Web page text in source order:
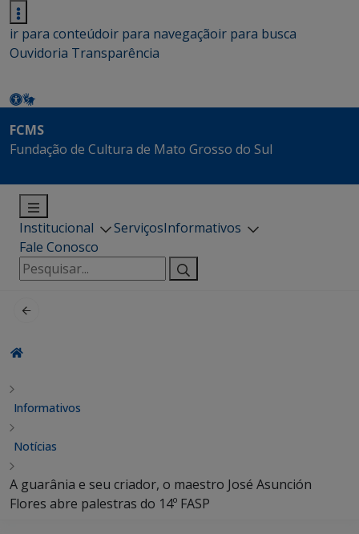
ir para conteúdoir para navegaçãoir para busca
Ouvidoria Transparência
FCMS
Fundação de Cultura de Mato Grosso do Sul
Institucional ServiçosInformativos
Fale Conosco
Pesquisar
por:
Informativos
Notícias
A guarânia e seu criador, o maestro José Asunción
Flores abre palestras do 14º FASP